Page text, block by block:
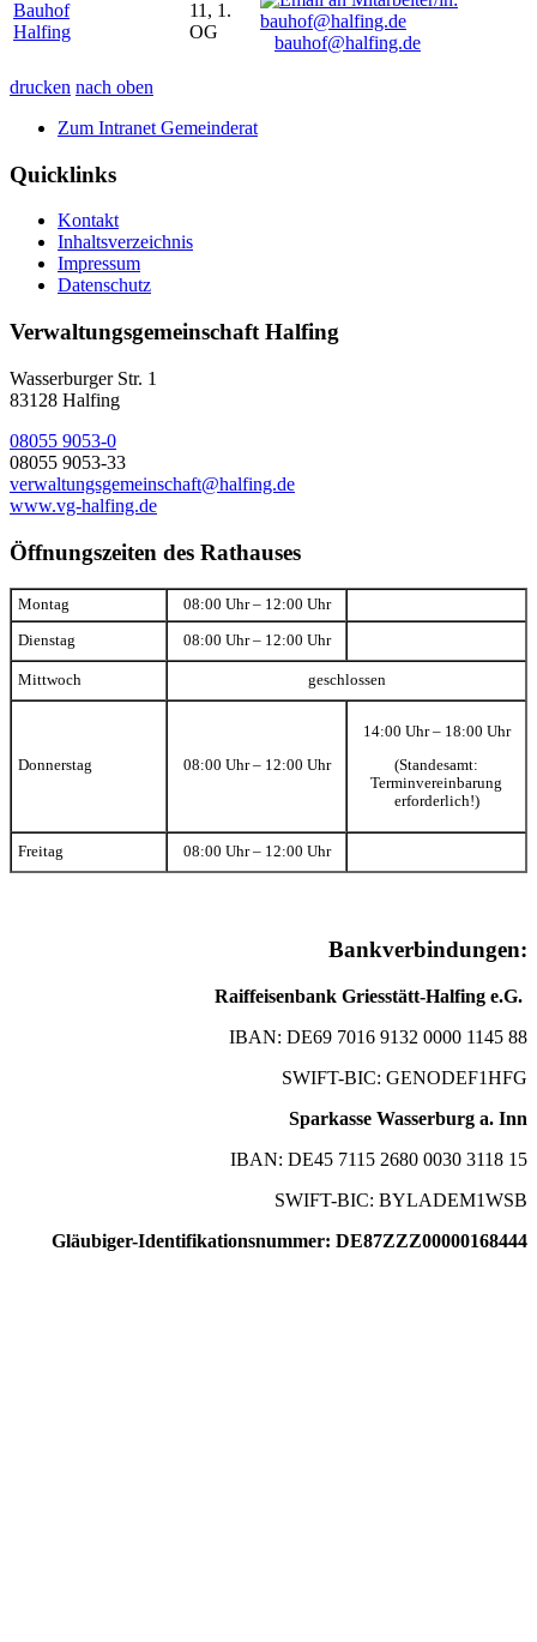
Bauhof
Halfing
11, 1.
OG
bauhof@halfing.de
drucken nach oben
Zum Intranet Gemeinderat
Quicklinks
Kontakt
Inhaltsverzeichnis
Impressum
Datenschutz
Verwaltungsgemeinschaft Halfing
Wasserburger Str. 1
83128 Halfing
08055 9053-0
08055 9053-33
verwaltungsgemeinschaft@halfing.de
www.vg-halfing.de
Öffnungszeiten des Rathauses
Montag 08:00 Uhr – 12:00 Uhr
Dienstag 08:00 Uhr – 12:00 Uhr
Mittwoch geschlossen
Donnerstag 08:00 Uhr – 12:00 Uhr
14:00 Uhr – 18:00 Uhr
(Standesamt:
Terminvereinbarung
erforderlich!)
Freitag 08:00 Uhr – 12:00 Uhr
Bankverbindungen:
Raiffeisenbank Griesstätt-Halfing e.G.
IBAN: DE69 7016 9132 0000 1145 88
SWIFT-BIC: GENODEF1HFG
Sparkasse Wasserburg a. Inn
IBAN: DE45 7115 2680 0030 3118 15
SWIFT-BIC: BYLADEM1WSB
Gläubiger-Identifikationsnummer: DE87ZZZ00000168444